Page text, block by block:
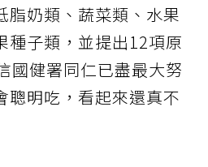
脂奶類、蔬菜類、水果
種子類，並提出12項原
國健署同仁已盡最大努
聰明吃，看起來還真不